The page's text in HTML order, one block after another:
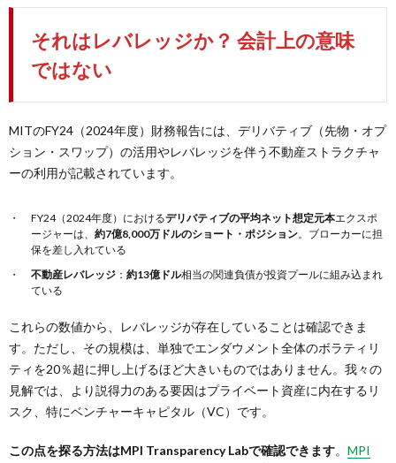
それはレバレッジか？ 会計上の意味
ではない
MITのFY24（2024年度）財務報告には、デリバティブ（先物・オプ
ション・スワップ）の活用やレバレッジを伴う不動産ストラクチャ
ーの利用が記載されています。
FY24（2024年度）におけるデリバティブの平均ネット想定元本エクスポ
ージャーは、 約7億8,000万ドルのショート・ポジション。ブローカーに担
保を差し入れている
不動産レバレッジ ： 約13億ドル相当の関連負債が投資プールに組み込まれ
ている
これらの数値から、レバレッジが存在していることは確認できま
す。ただし、その規模は、単独でエンダウメント全体のボラティリ
ティを20％超に押し上げるほど大きいものではありません。我々の
見解では、より説得力のある要因はプライベート資産に内在するリ
スク、特にベンチャーキャピタル（VC）です。
この点を探る方法はMPI Transparency Labで確認できます。 MPI